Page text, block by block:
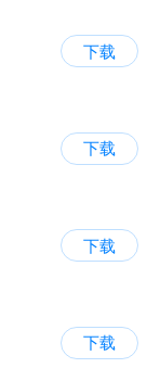
下载
下载
下载
下载